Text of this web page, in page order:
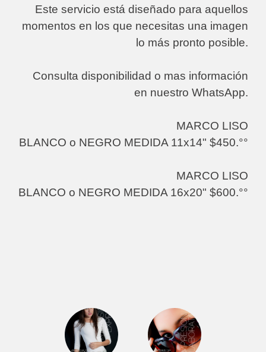
Este servicio está diseñado para aquellos
momentos en los que necesitas una imagen
lo más pronto posible.
Consulta disponibilidad o mas información
en nuestro WhatsApp.
MARCO LISO
BLANCO o NEGRO MEDIDA 11x14" $450.°°
MARCO LISO
BLANCO o NEGRO MEDIDA 16x20" $600.°°